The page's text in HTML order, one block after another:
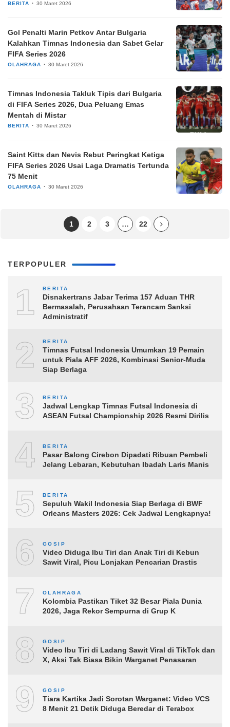
BERITA 30 Maret 2026
Gol Penalti Marin Petkov Antar Bulgaria
Kalahkan Timnas Indonesia dan Sabet Gelar
FIFA Series 2026
OLAHRAGA 30 Maret 2026
Timnas Indonesia Takluk Tipis dari Bulgaria
di FIFA Series 2026, Dua Peluang Emas
Mentah di Mistar
BERITA 30 Maret 2026
Saint Kitts dan Nevis Rebut Peringkat Ketiga
FIFA Series 2026 Usai Laga Dramatis Tertunda
75 Menit
OLAHRAGA 30 Maret 2026
1 2 3 … 22
TERPOPULER
1 BERITA
Disnakertrans Jabar Terima 157 Aduan THR
Bermasalah, Perusahaan Terancam Sanksi
Administratif
2 BERITA
Timnas Futsal Indonesia Umumkan 19 Pemain
untuk Piala AFF 2026, Kombinasi Senior-Muda
Siap Berlaga
3 BERITA
Jadwal Lengkap Timnas Futsal Indonesia di
ASEAN Futsal Championship 2026 Resmi Dirilis
4 BERITA
Pasar Balong Cirebon Dipadati Ribuan Pembeli
Jelang Lebaran, Kebutuhan Ibadah Laris Manis
5 BERITA
Sepuluh Wakil Indonesia Siap Berlaga di BWF
Orleans Masters 2026: Cek Jadwal Lengkapnya!
6 GOSIP
Video Diduga Ibu Tiri dan Anak Tiri di Kebun
Sawit Viral, Picu Lonjakan Pencarian Drastis
7 OLAHRAGA
Kolombia Pastikan Tiket 32 Besar Piala Dunia
2026, Jaga Rekor Sempurna di Grup K
8 GOSIP
Video Ibu Tiri di Ladang Sawit Viral di TikTok dan
X, Aksi Tak Biasa Bikin Warganet Penasaran
9 GOSIP
Tiara Kartika Jadi Sorotan Warganet: Video VCS
8 Menit 21 Detik Diduga Beredar di Terabox